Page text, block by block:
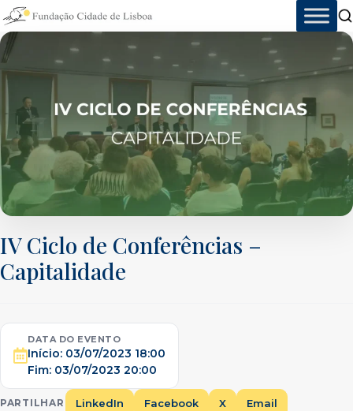
Skip
to
content
IV Ciclo de Conferências –
Capitalidade
DATA DO EVENTO
Início: 03/07/2023 18:00
Fim: 03/07/2023 20:00
PARTILHAR LinkedIn Facebook X Email